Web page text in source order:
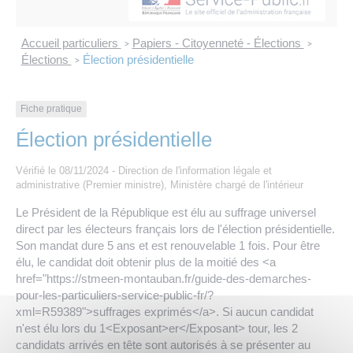
Eau et assainissement
Travaux
Numérique
Annuaire de contacts
Les offres d’emploi de la communauté de
Nos publications
Accueil particuliers > Papiers - Citoyenneté - Élections >
Élections > Élection présidentielle
Fiche pratique
Élection présidentielle
Vérifié le 08/11/2024 - Direction de l'information légale et
administrative (Premier ministre), Ministère chargé de l'intérieur
Le Président de la République est élu au suffrage universel
direct par les électeurs français lors de l'élection présidentielle.
Son mandat dure 5 ans et est renouvelable 1 fois. Pour être
élu, le candidat doit obtenir plus de la moitié des <a
href="https://stmeen-montauban.fr/guide-des-demarches-
pour-les-particuliers-service-public-fr/?
xml=R59389">suffrages exprimés</a>. Si aucun candidat
n'est élu lors du 1<Exposant>er</Exposant> tour, les 2
candidats arrivés en tête sont autorisés à se présenter au